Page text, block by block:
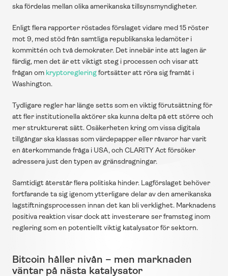
ska fördelas mellan olika amerikanska tillsynsmyndigheter.
Enligt flera rapporter röstades förslaget vidare med 15 röster
mot 9, med stöd från samtliga republikanska ledamöter i
kommittén och två demokrater. Det innebär inte att lagen är
färdig, men det är ett viktigt steg i processen och visar att
frågan om kryptoreglering fortsätter att röra sig framåt i
Washington.
Tydligare regler har länge setts som en viktig förutsättning för
att fler institutionella aktörer ska kunna delta på ett större och
mer strukturerat sätt. Osäkerheten kring om vissa digitala
tillgångar ska klassas som värdepapper eller råvaror har varit
en återkommande fråga i USA, och CLARITY Act försöker
adressera just den typen av gränsdragningar.
Samtidigt återstår flera politiska hinder. Lagförslaget behöver
fortfarande ta sig igenom ytterligare delar av den amerikanska
lagstiftningsprocessen innan det kan bli verklighet. Marknadens
positiva reaktion visar dock att investerare ser framsteg inom
reglering som en potentiellt viktig katalysator för sektorn.
Bitcoin håller nivån – men marknaden
väntar på nästa katalysator